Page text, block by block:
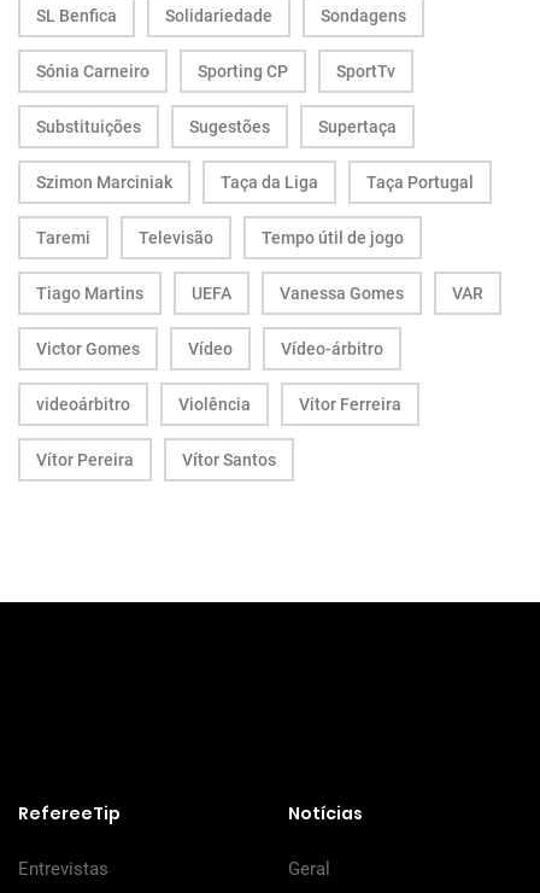
SL Benfica Solidariedade Sondagens
Sónia Carneiro Sporting CP SportTv
Substituições Sugestões Supertaça
Szimon Marciniak Taça da Liga Taça Portugal
Taremi Televisão Tempo útil de jogo
Tiago Martins UEFA Vanessa Gomes VAR
Victor Gomes Vídeo Vídeo-árbitro
videoárbitro Violência Vitor Ferreira
Vítor Pereira Vítor Santos
RefereeTip
Entrevistas
Notícias
Geral